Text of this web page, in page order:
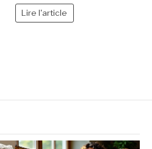
Lire l'article